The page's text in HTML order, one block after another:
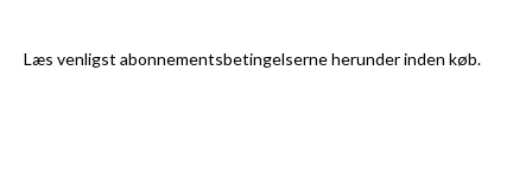
Læs venligst abonnementsbetingelserne herunder inden køb.